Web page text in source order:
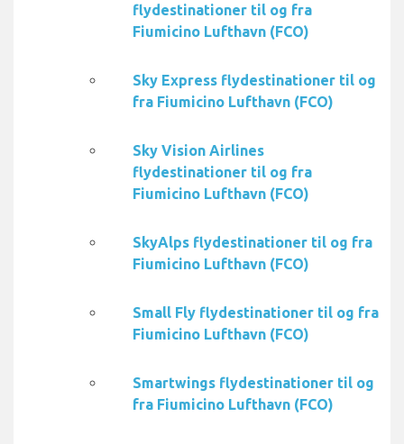
flydestinationer til og fra
Fiumicino Lufthavn (FCO)
Sky Express flydestinationer til og
fra Fiumicino Lufthavn (FCO)
Sky Vision Airlines
flydestinationer til og fra
Fiumicino Lufthavn (FCO)
SkyAlps flydestinationer til og fra
Fiumicino Lufthavn (FCO)
Small Fly flydestinationer til og fra
Fiumicino Lufthavn (FCO)
Smartwings flydestinationer til og
fra Fiumicino Lufthavn (FCO)